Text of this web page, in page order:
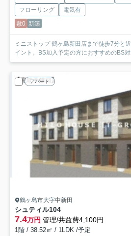
フローリング
電気有
敷0 新築
ミニストップ 鶴ヶ島新田店まで徒歩7分と
イント。BS加入予定の方におすすめのBS
アパート
鶴ヶ島市大字中新田
シュティル104
7.4万円 管理/共益費4,100円
1階 / 38.52㎡ / 1LDK /予定